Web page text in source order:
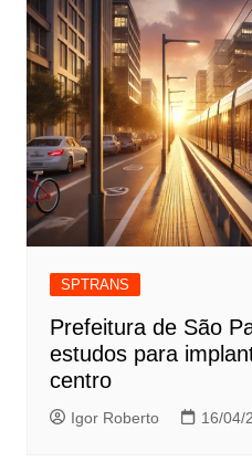
SPTRANS
Prefeitura de São
estudos para
centro
Igor Roberto 16/04/